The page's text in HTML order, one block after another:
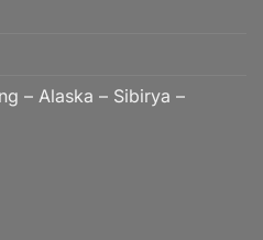
– Alaska – Sibirya –